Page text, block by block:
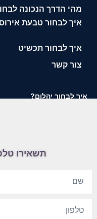
מהי הדרך הנכונה
איך לבחור טבעת
איך לבחור תכשיט
צור קשר
איך לבחור יהלום?
תשאירו